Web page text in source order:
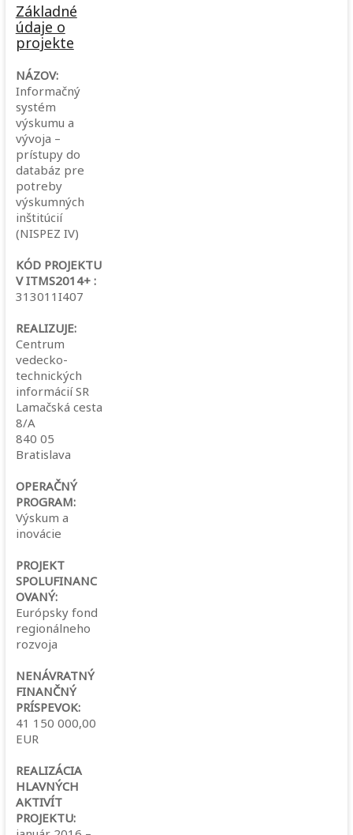
Základné
údaje o
projekte
NÁZOV:
Informačný
systém
výskumu a
vývoja –
prístupy do
databáz pre
potreby
výskumných
inštitúcií
(NISPEZ IV)
KÓD PROJEKTU
V ITMS2014+ :
313011I407
REALIZUJE:
Centrum
vedecko-
technických
informácií SR
Lamačská cesta
8/A
840 05
Bratislava
OPERAČNÝ
PROGRAM:
Výskum a
inovácie
PROJEKT
SPOLUFINANC
OVANÝ:
Európsky fond
regionálneho
rozvoja
NENÁVRATNÝ
FINANČNÝ
PRÍSPEVOK:
41 150 000,00
EUR
REALIZÁCIA
HLAVNÝCH
AKTIVÍT
PROJEKTU: